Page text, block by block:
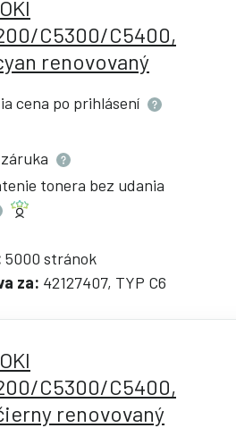
C5300/C5400,
renovovaný
cena po prihlásení
záruka
tonera bez udania
5000 stránok
za: 42127407, TYP C6
C5300/C5400,
renovovaný